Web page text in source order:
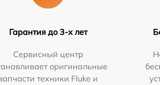
Гарантия до 3-х лет
Сервисный центр
оригинальные
техники Fluke и